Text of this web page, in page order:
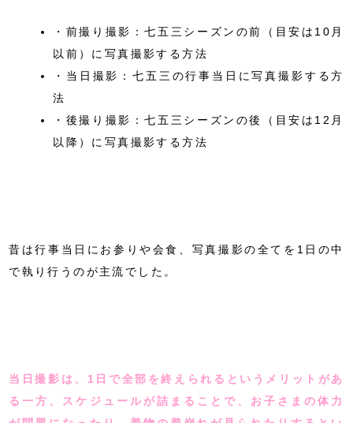
・前撮り撮影：七五三シーズンの前（目安は10月
以前）に写真撮影する方法
・当日撮影：七五三の行事当日に写真撮影する方
法
・後撮り撮影：七五三シーズンの後（目安は12月
以降）に写真撮影する方法
昔は行事当日にお参りや会食、写真撮影の全てを1日の中
で執り行うのが主流でした。
当日撮影は、1日で全部を終えられるというメリットがあ
る一方、スケジュールが詰まることで、お子さまの体力